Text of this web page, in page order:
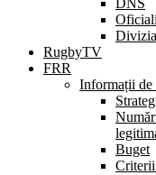
DNS
Oficiali
RugbyTV
FRR
Informații de
Buget
Criterii